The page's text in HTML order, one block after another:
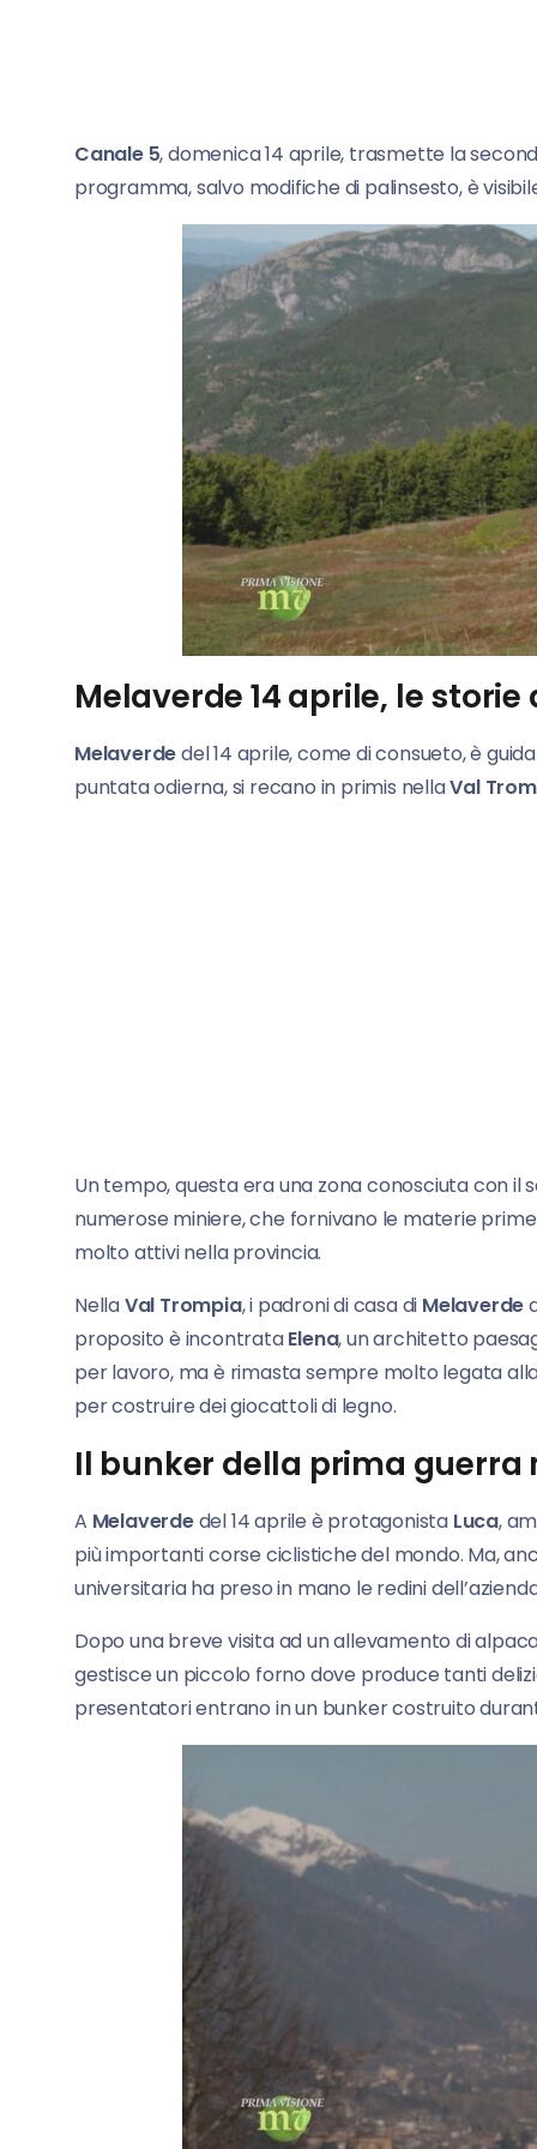
Canale 5, domenica 14 aprile, trasmette la
programma, salvo modifiche di palinsesto, è
Melaverde 14 aprile, le
Melaverdedel 14 aprile, come di consueto, è
puntata odierna, si recano in primis nellaVal
Un tempo, questa era una zona conosciuta con il
numerose miniere, che fornivano le materie
molto attivi nella provincia.
NellaVal Trompia, i padroni di casa di Melaverde
proposito è incontrataElena, un architetto
per lavoro, ma è rimasta sempre molto legata
per costruire dei giocattoli di legno.
Il bunker della prima guerra
A Melaverdedel 14 aprile è protagonista Luca,
più importanti corse ciclistiche del mondo. Ma,
universitaria ha preso in mano le redini
Dopo una breve visita ad un allevamento di
gestisce un piccolo forno dove produce tanti
presentatori entrano in un bunker costruito